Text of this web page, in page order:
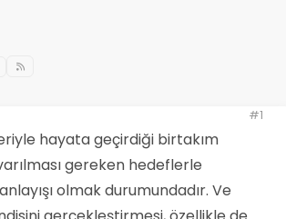
#1
hayata geçirdiği birtakım
gereken hedeflerle
olmak durumundadır. Ve